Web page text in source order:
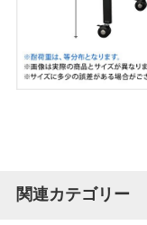
関連カテゴリー